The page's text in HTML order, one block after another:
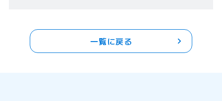
一覧に戻る